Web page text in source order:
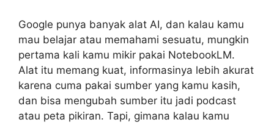
Google punya banyak alat AI, dan kalau kamu
mau belajar atau memahami sesuatu, mungkin
pertama kali kamu mikir pakai NotebookLM.
Alat itu memang kuat, informasinya lebih akurat
karena cuma pakai sumber yang kamu kasih,
dan bisa mengubah sumber itu jadi podcast
atau peta pikiran. Tapi, gimana kalau kamu